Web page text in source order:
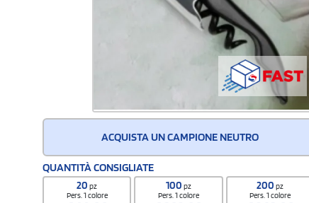
ACQUISTA UN CAMPIONE NEUTRO
QUANTITÀ CONSIGLIATE
20pz
Pers. 1 colore
100 pz
Pers. 1 colore
200pz
Pers. 1 colore